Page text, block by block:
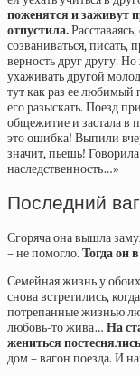
поженятся и заживут
отпустила.
созваниваться, писать,
верность друг другу.
ухаживать другой
тут как раз ее любимый
его разыскать. Поезд
общежитие и застала в
это ошибка! Выпили
значит, пьешь!
наследственность…»
Последний
Сгоряча она вышла
– не помогло. Тогда он
Семейная жизнь у
снова встретились,
потрепанные жизнью
любовь-то жива… На
жениться
дом – вагон поезда. И